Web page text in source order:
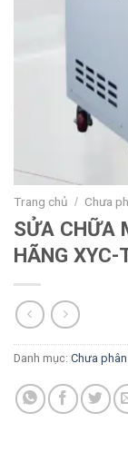
Trang chủ / Chưa
SỬA CHỮA
HÃNG XYC-
Danh mục: Chưa